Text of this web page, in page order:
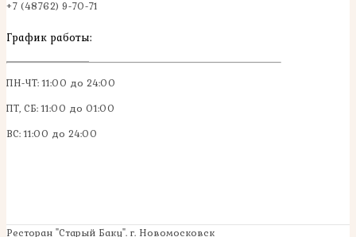
+7 (48762) 9-70-71
График работы:
ПН-ЧТ: 11:00 до 24:00
ПТ, СБ: 11:00 до 01:00
ВС: 11:00 до 24:00
Ресторан "Старый Баку". г. Новомосковск